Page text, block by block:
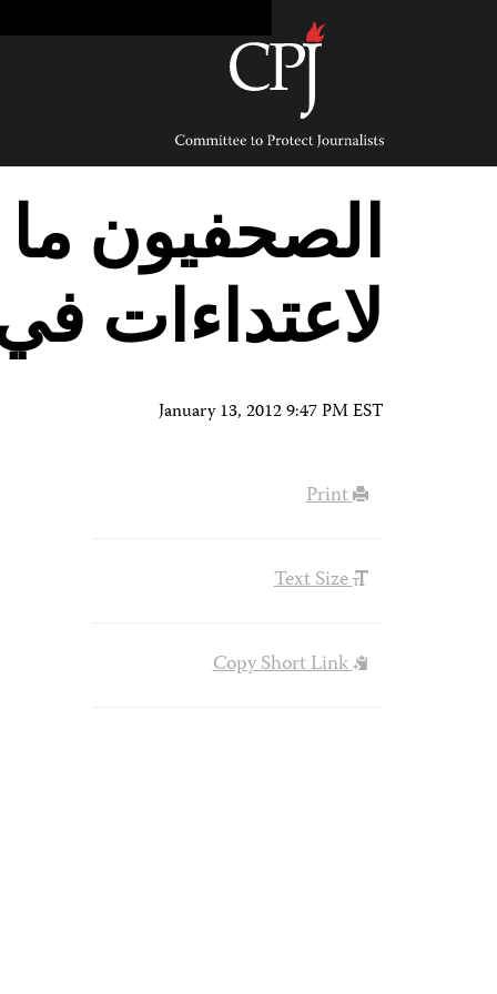
Committee
Protect
Journalists
الصحفيون
لاعتداءات
January 13, 2012 9:47 PM EST
Print
Text Size
Copy Short Link